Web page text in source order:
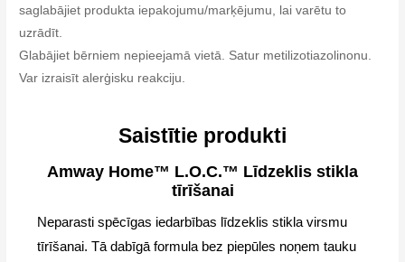
saglabājiet produkta iepakojumu/marķējumu, lai varētu to
uzrādīt.
Glabājiet bērniem nepieejamā vietā. Satur metilizotiazolinonu.
Var izraisīt alerģisku reakciju.
Saistītie produkti
Amway Home™ L.O.C.™ Līdzeklis stikla
tīrīšanai
Neparasti spēcīgas iedarbības līdzeklis stikla virsmu
tīrīšanai. Tā dabīgā formula bez piepūles noņem tauku